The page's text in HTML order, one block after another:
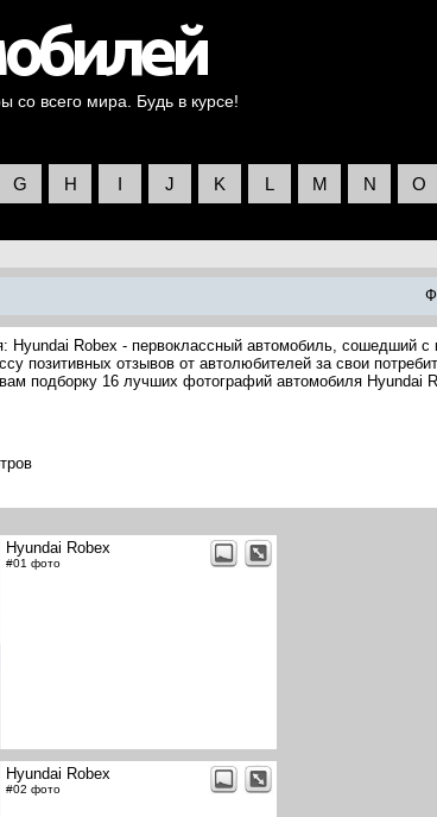
со всего мира. Будь в курсе!
G H I J K L M N O
Hyundai Robex - первоклассный автомобиль, сошедший с
позитивных отзывов от автолюбителей за свои
подборку 16 лучших фотографий автомобиля Hyundai
Hyundai Robex
#01 фото
Hyundai Robex
#02 фото